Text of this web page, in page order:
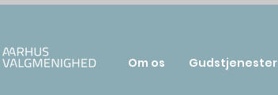
Om os Gudstjenester